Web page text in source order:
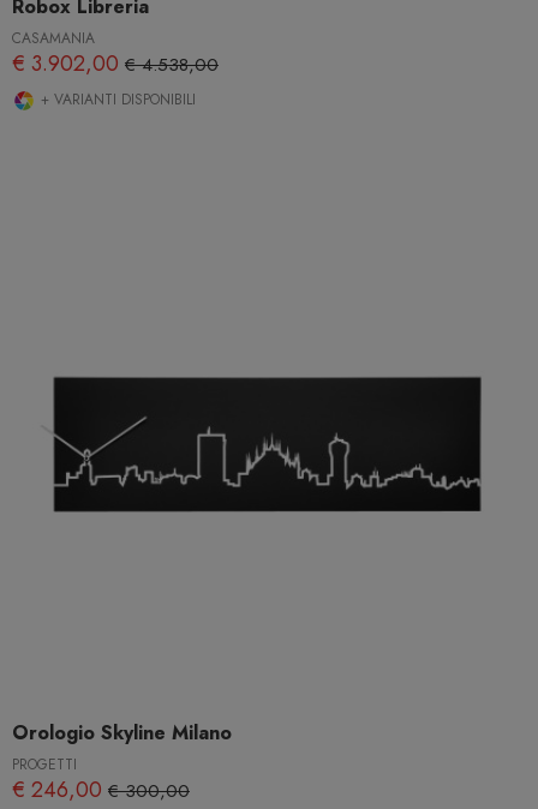
Robox Libreria
CASAMANIA
€ 3.902,00 € 4.538,00
+ VARIANTI DISPONIBILI
Orologio Skyline Milano
PROGETTI
€ 246,00 € 300,00